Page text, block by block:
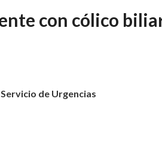
con cólico
de Urgencias